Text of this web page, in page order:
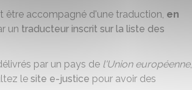
être accompagné d'une traduction, en
un traducteur inscrit sur la liste des
par un pays de l'Union européenne,
le site e-justice pour avoir des